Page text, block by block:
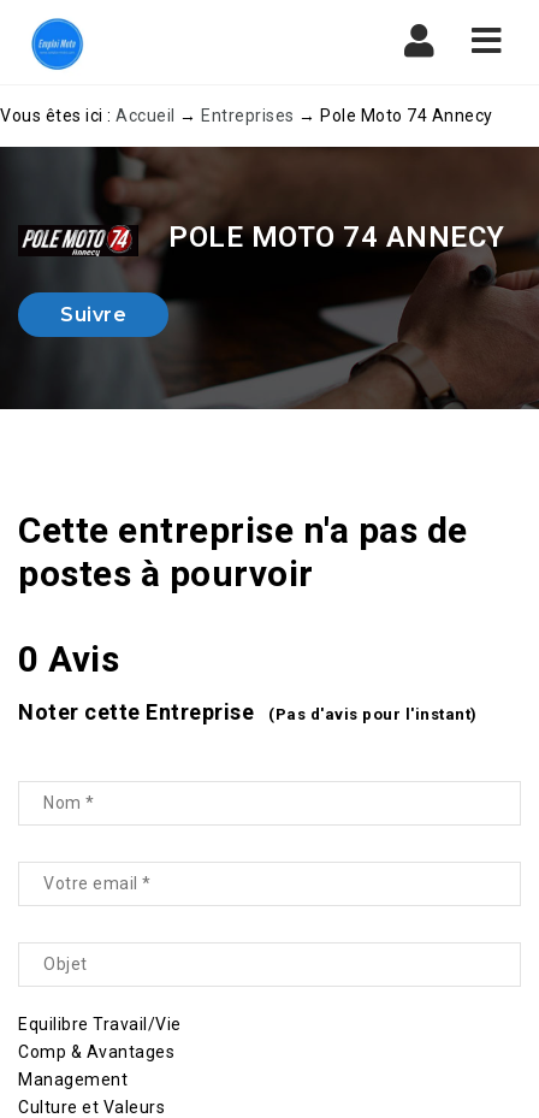
Vous êtes ici : Accueil → Entreprises → Pole Moto 74 Annecy
POLE MOTO 74 ANNECY
Suivre
Cette entreprise n'a pas de
postes à pourvoir
0 Avis
Noter cette Entreprise (Pas d'avis pour l'instant)
Equilibre Travail/Vie
Comp & Avantages
Management
Culture et Valeurs